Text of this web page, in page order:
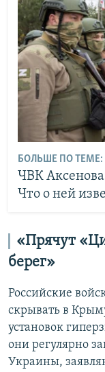
БОЛЬШЕ ПО ТЕМЕ:
ЧВК
Что о ней
«Прячут
берег»
Российские
скрывать в
установок
они регулярно
Украины,